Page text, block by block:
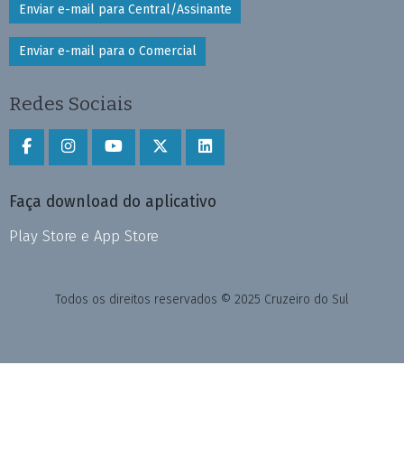
Enviar e-mail para Central/Assinante
Enviar e-mail para o Comercial
Redes Sociais
Faça download do aplicativo
Play Store e App Store
Todos os direitos reservados © 2025 Cruzeiro do Sul